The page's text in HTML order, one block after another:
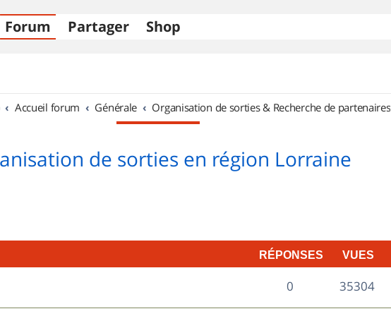
Forum Partager Shop
Accueil forum Générale Organisation de sorties & Recherche de partenaires
de sorties en région Lorraine
RÉPONSES VUES
0R
é
35304V
u